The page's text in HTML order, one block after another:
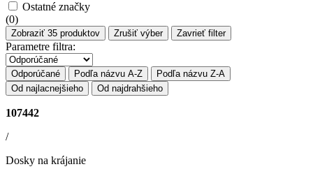
Ostatné značky
(0)
Zobraziť 35 produktov Zrušiť výber Zavrieť filter
Parametre filtra:
Odporúčané Podľa názvu A-Z
Podľa názvu Z-A
Od najlacnejšieho
Od najdrahšieho
107442
/
Dosky na krájanie